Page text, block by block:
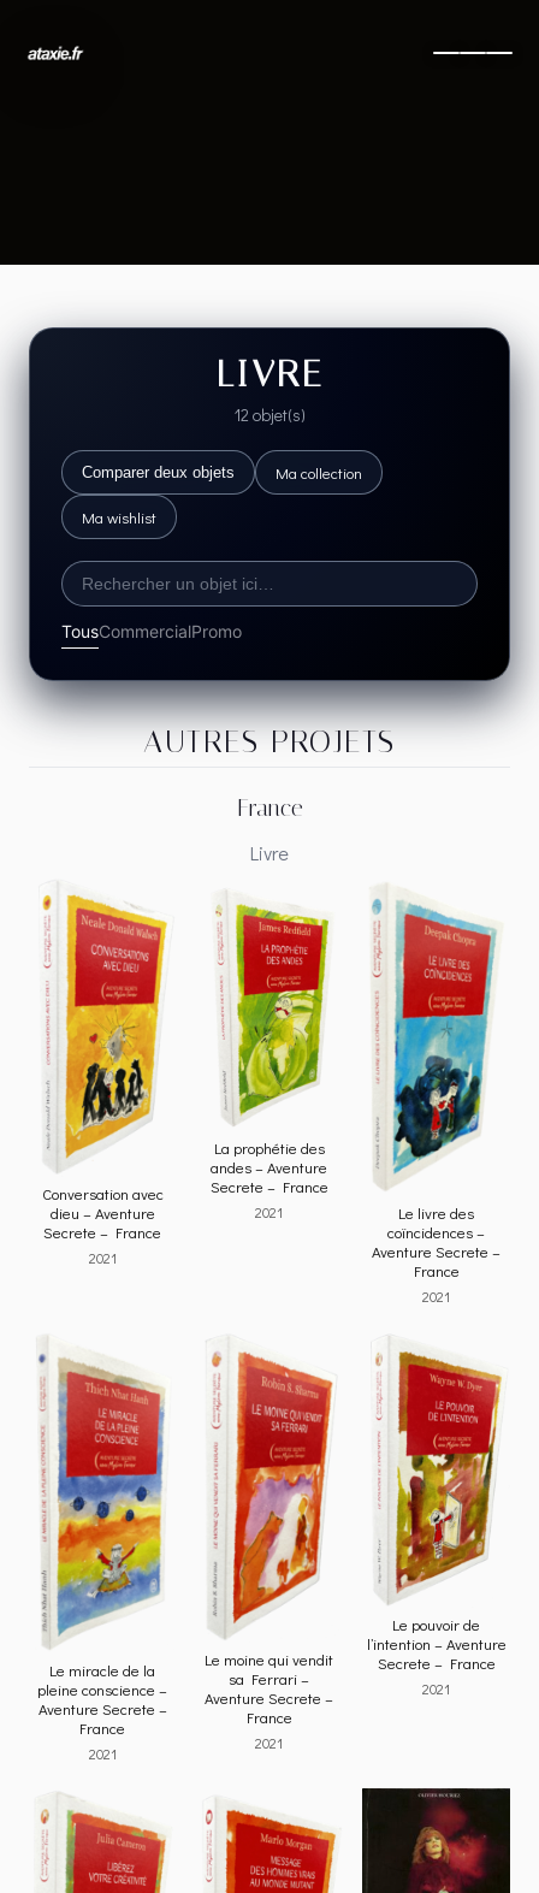
LIVRE
12 objet(s)
Comparer deux objets Ma collection
Ma wishlist
TousCommercialPromo
AUTRES PROJETS
France
Livre
Conversation avec
dieu – Aventure
Secrete – France
2021
La prophétie des
andes – Aventure
Secrete – France
2021
Le livre des
coïncidences –
Aventure Secrete –
France
2021
Le miracle de la
pleine conscience –
Aventure Secrete –
France
2021
Le moine qui vendit
sa Ferrari –
Aventure Secrete –
France
2021
Le pouvoir de
l’intention – Aventure
Secrete – France
2021